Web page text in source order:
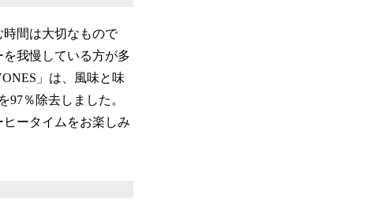
間は大切なもので
我慢している方が多
」は、風味と味
％除去しました。
ータイムをお楽しみ